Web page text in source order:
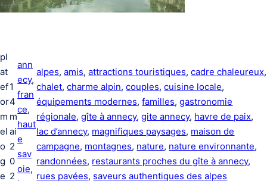
pl
at
ef
or
m
el
o
g
e
1
4
m
ai
2
0
2
ann
ecy ,
fran
ce
haut
e
sav
oie
alpes, amis, attractions touristiques, cadre chaleureux
chalet, charme alpin, couples, cuisine locale
équipements modernes, familles, gastronomie
régionale, gîte à annecy, gite annecy, havre de paix
lac d’annecy, magnifiques paysages, maison de
campagne, montagnes, nature, nature environnante
randonnées, restaurants proches du gîte à annecy
rues pavées, saveurs authentiques des alpes